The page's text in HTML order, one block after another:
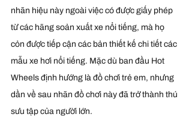
nhãn hiệu này ngoài việc có được giấy phép
từ các hãng soản xuất xe nổi tiếng, mà họ
cỏn được tiếp cận các bản thiết kế chi tiết các
mẫu xe hơi nổi tiếng. Mặc dù ban đầu Hot
Wheels định hướng là đồ chơi trẻ em, nhưng
dần về sau nhãn đồ chơi này đã trở thành thú
sưu tập của người lớn.